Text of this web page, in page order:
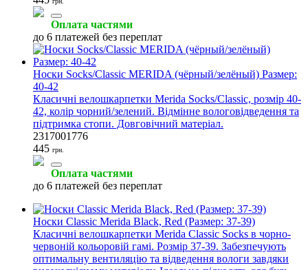
Оплата частями
до 6 платежей без переплат
Носки Socks/Classic MERIDA (чёрный/зелёный) Размер:
40-42
Класичні велошкарпетки Merida Socks/Classic, розмір 40-
42, колір чорний/зелений. Відмінне вологовідведення та
підтримка стопи. Довговічний матеріал.
2317001776
445 грн.
Оплата частями
до 6 платежей без переплат
Носки Classic Merida Black, Red (Размер: 37-39)
Класичні велошкарпетки Merida Classic Socks в чорно-
червоній кольоровій гамі. Розмір 37-39. Забезпечують
оптимальну вентиляцію та відведення вологи завдяки